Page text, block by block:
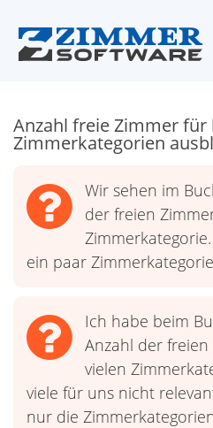
Anzahl freie Zimmer
Zimmerkategorien
Wir sehen im
der freien
ein paar
Ich habe beim
Anzahl der
vielen
viele für uns nicht
nur die